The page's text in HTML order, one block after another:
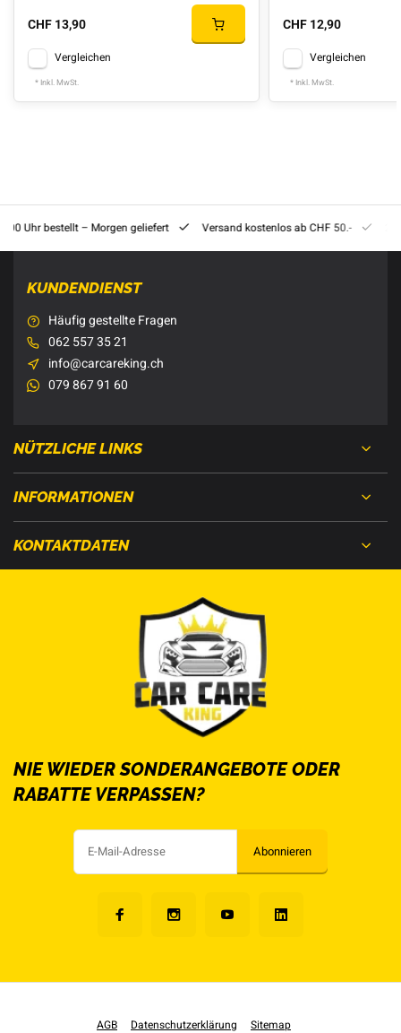
CHF 13,90
Vergleichen
* Inkl. MwSt.
CHF 12,90
Vergleichen
* Inkl. MwSt.
Uhr bestellt – Morgen geliefert Versand kostenlos ab CHF 50.-
KUNDENDIENST
Häufig gestellte Fragen
062 557 35 21
info@carcareking.ch
079 867 91 60
NÜTZLICHE LINKS
INFORMATIONEN
KONTAKTDATEN
NIE WIEDER SONDERANGEBOTE ODER
RABATTE VERPASSEN?
Abonnieren
AGB Datenschutzerklärung Sitemap